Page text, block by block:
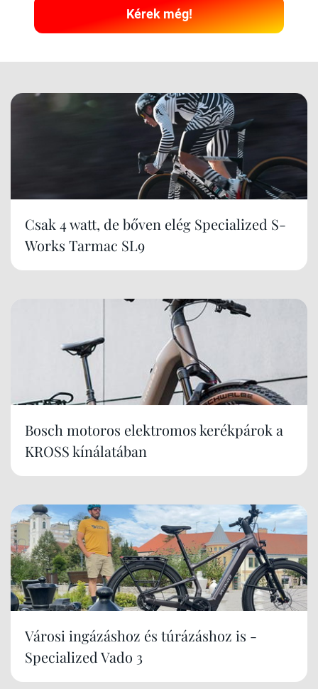
Kérek még!
Csak 4 watt, de bőven elég Specialized S-
Works Tarmac SL9
Bosch motoros elektromos kerékpárok a
KROSS kínálatában
Városi ingázáshoz és túrázáshoz is -
Specialized Vado 3